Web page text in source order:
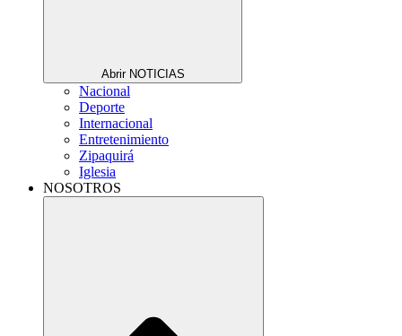
Abrir NOTICIAS
Nacional
Deporte
Internacional
Entretenimiento
Zipaquirá
Iglesia
NOSOTROS